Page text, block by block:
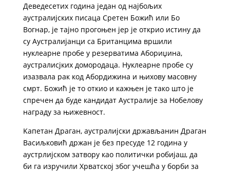
Деведесетих година један од најбољих
аустралијских писаца Сретен Божић или Бо
Вогнар, је тајно прогоњен јер је открио истину да
су Аустралијанци са Британцима вршили
нуклеарне пробе у резерватима Абориџина,
аустралисјких домородаца. Нуклеарне пробе су
изазвала рак код Абордижина и њихову масовну
смрт. Божић је то откио и кажњен је тако што је
спречен да буде кандидат Аустралије за Нобелову
награду за њижевност.
Kапетан Драган, аустралијски држављанин Драган
Васиљковић држан је без пресуде 12 година у
аустрлијском затвору као политички робијаш, да
би га изручили Хрватској због учешћа у борби за